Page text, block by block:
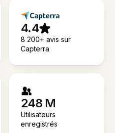
4.4
8 200+ avis sur
Capterra
248 M
Utilisateurs
enregistrés